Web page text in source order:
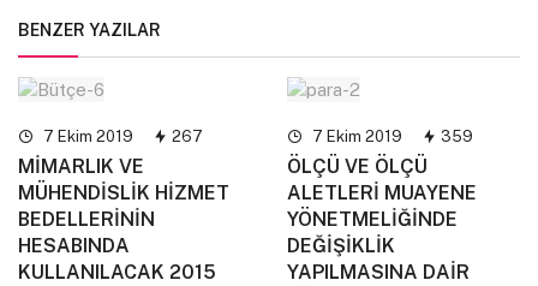
BENZER YAZILAR
7 Ekim 2019 267
MİMARLIK VE
MÜHENDİSLİK HİZMET
BEDELLERİNİN
HESABINDA
KULLANILACAK 2015
7 Ekim 2019 359
ÖLÇÜ VE ÖLÇÜ
ALETLERİ MUAYENE
YÖNETMELİĞİNDE
DEĞİŞİKLİK
YAPILMASINA DAİR